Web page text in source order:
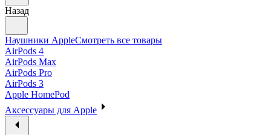
Назад
Наушники AppleСмотреть все товары
AirPods 4
AirPods Max
AirPods Pro
AirPods 3
Apple HomePod
Аксессуары для Apple